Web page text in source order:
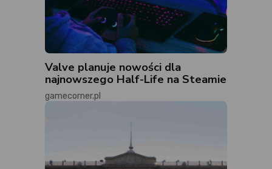
Valve planuje nowości dla
najnowszego Half-Life na Steamie
gamecorner.pl